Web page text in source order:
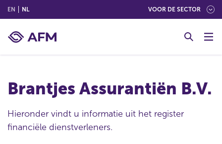
EN (ENGLISH)
NL(NEDERLANDS (NEDERLAND)) VOOR DE SECTOR
Brantjes Assurantiën B.V.
Hieronder vindt u informatie uit het register
financiële dienstverleners.